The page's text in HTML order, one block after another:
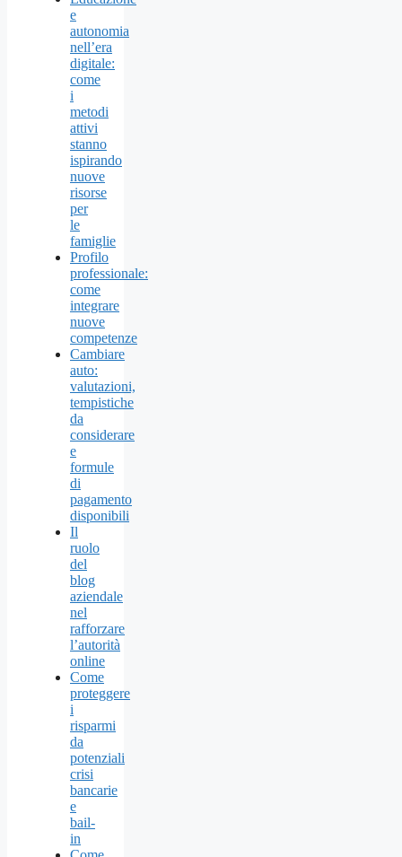
e
autonomia
nell’era
digitale:
come
i
metodi
attivi
stanno
ispirando
nuove
risorse
per
le
famiglie
Profilo
professionale:
come
integrare
nuove
competenze
Cambiare
auto:
valutazioni,
tempistiche
da
considerare
e
formule
di
pagamento
disponibili
Il
ruolo
del
blog
aziendale
nel
rafforzare
l’autorità
online
Come
proteggere
i
risparmi
da
potenziali
crisi
bancarie
e
bail-
in